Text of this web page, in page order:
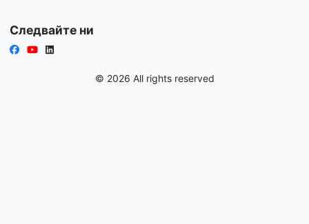
Следвайте ни
© 2026 All rights reserved